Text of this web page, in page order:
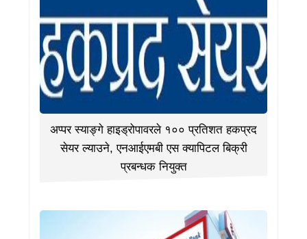
अप्पर स्याङ्गे हाइड्रोपावरले १०० प्रतिशत हकप्रद
सेयर ल्याउने, एनआईएमबी एस क्यापिटल बिक्री
प्रबन्धक नियुक्त